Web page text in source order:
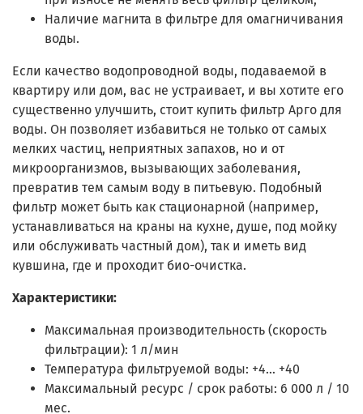
Наличие магнита в фильтре для омагничивания
воды.
Если качество водопроводной воды, подаваемой в
квартиру или дом, вас не устраивает, и вы хотите его
существенно улучшить, стоит купить фильтр Арго для
воды. Он позволяет избавиться не только от самых
мелких частиц, неприятных запахов, но и от
микроорганизмов, вызывающих заболевания,
превратив тем самым воду в питьевую. Подобный
фильтр может быть как стационарной (например,
устанавливаться на краны на кухне, душе, под мойку
или обслуживать частный дом), так и иметь вид
кувшина, где и проходит био-очистка.
Характеристики:
Максимальная производительность (скорость
фильтрации): 1 л/мин
Температура фильтруемой воды: +4… +40
Максимальный ресурс / срок работы: 6 000 л / 10
мес.